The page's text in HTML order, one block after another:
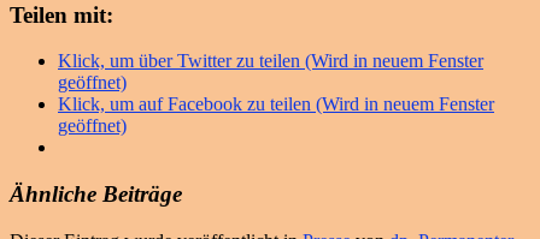
Teilen mit:
Klick, um über Twitter zu teilen (Wird in neuem Fenster
geöffnet)
Klick, um auf Facebook zu teilen (Wird in neuem Fenster
geöffnet)
Ähnliche Beiträge